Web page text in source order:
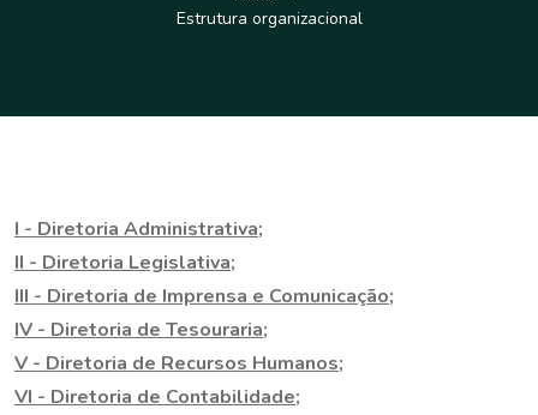
Estrutura organizacional
I - Diretoria Administrativa;
II - Diretoria Legislativa;
III - Diretoria de Imprensa e Comunicação;
IV - Diretoria de Tesouraria;
V - Diretoria de Recursos Humanos;
VI - Diretoria de Contabilidade;